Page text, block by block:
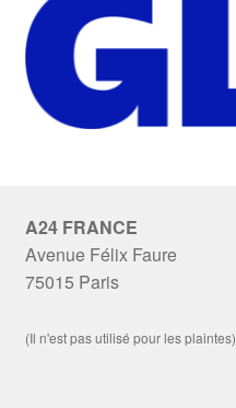
A24 FRANCE
Avenue Félix Faure
75015 Paris
(Il n'est pas utilisé pour les plaintes)